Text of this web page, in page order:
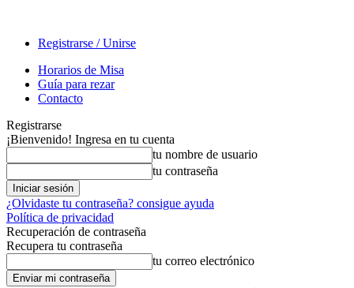
Registrarse / Unirse
Horarios de Misa
Guía para rezar
Contacto
Registrarse
¡Bienvenido! Ingresa en tu cuenta
tu nombre de usuario
tu contraseña
¿Olvidaste tu contraseña? consigue ayuda
Política de privacidad
Recuperación de contraseña
Recupera tu contraseña
tu correo electrónico